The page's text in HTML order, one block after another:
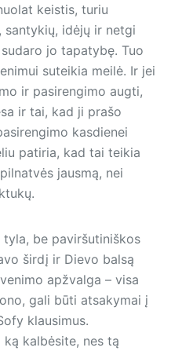
keistis, turiu
santykių, idėjų ir netgi
jo tapatybę. Tuo
suteikia meilė. Ir jei
ir pasirengimo augti,
ir tai, kad ji prašo
kasdienei
patiria, kad tai teikia
jausmą, nei
tyla, be paviršutiniškos
širdį ir Dievo balsą
apžvalga – visa
gali būti atsakymai į
klausimus.
ką kalbėsite, nes tą